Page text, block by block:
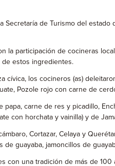
Secretaría de Turismo del
la participación de cocineras
estos ingredientes.
cívica, los cocineros (as)
Pozole rojo con carne de
papa, carne de res y picadillo,
con horchata y vainilla) y de
Cortazar, Celaya y
de guayaba, jamoncillos de
con una tradición de más de